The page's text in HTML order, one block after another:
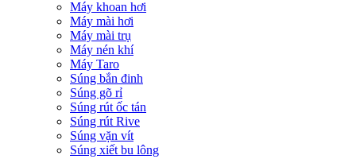
Máy khoan hơi
Máy mài hơi
Máy mài trụ
Máy nén khí
Máy Taro
Súng bắn đinh
Súng gõ rỉ
Súng rút ốc tán
Súng rút Rive
Súng vặn vít
Súng xiết bu lông